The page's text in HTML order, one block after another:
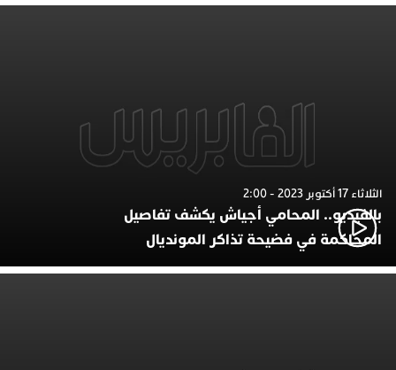
الثلاثاء 17 أكتوبر 2023 - 2:00
بالفيديو.. المحامي أجياش يكشف تفاصيل
المحاكمة في فضيحة تذاكر المونديال